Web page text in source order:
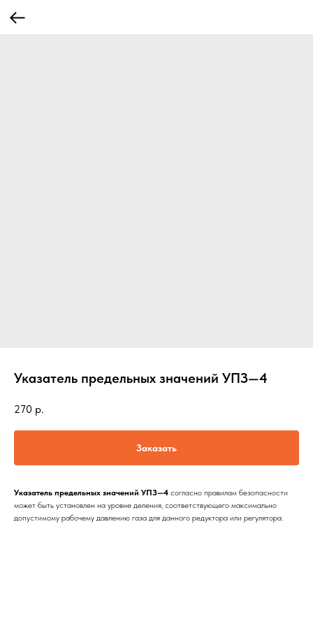
Указатель предельных значений УПЗ—4
270 р.
Заказать
Указатель предельных значений УПЗ—4 согласно правилам безопасности
может быть установлен на уровне деления, соответствующего максимально
допустимому рабочему давлению газа для данного редуктора или регулятора.